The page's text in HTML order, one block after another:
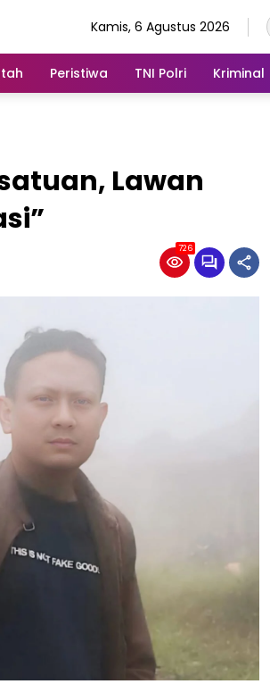
Kamis, 6 Agustus 2026
Peristiwa TNI Polri Kriminal
Lawan
726